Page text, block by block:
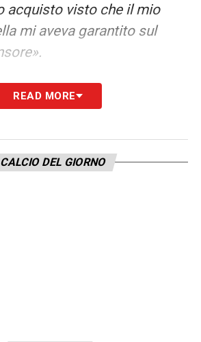
acquisto visto che il mio
mi aveva garantito sul
–«Vero. Dusan
formidabile che
a far capire che il
mi apprezzava».
READ MORE
DEL GIORNO